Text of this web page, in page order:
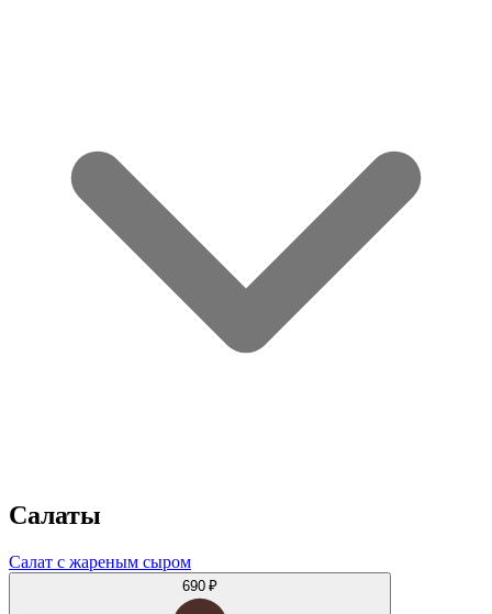
Салаты
Салат с жареным сыром
690 ₽